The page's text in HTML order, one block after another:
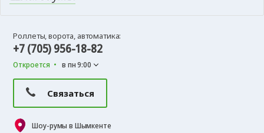
Роллеты, ворота, автоматика:
+7 (705) 956-18-82
Откроется в пн 9:00
Связаться
Шоу-румы в Шымкенте